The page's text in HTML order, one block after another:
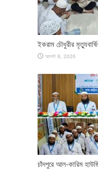
ইকরাম চৌধুরীর
আগস্ট 8, 2026
চাঁদপুরে আল-কারিম